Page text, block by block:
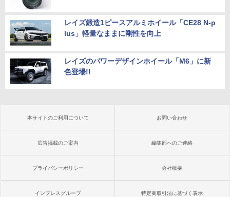
レイズ鍛造1ピースアルミホイール「CE28 N-p
lus」軽量なままに剛性を向上
レイズのパワーデザインホイール「M6」に新
色登場!!
本サイトのご利用について お問い合わせ
広告掲載のご案内 編集部へのご連絡
プライバシーポリシー 会社概要
インプレスグループ 特定商取引法に基づく表示